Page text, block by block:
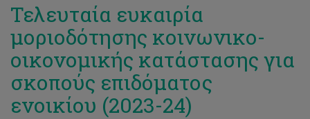
Τελευταία ευκαιρία
μοριοδότησης κοινωνικο-
οικονομικής κατάστασης για
σκοπούς επιδόματος
ενοικίου (2023-24)